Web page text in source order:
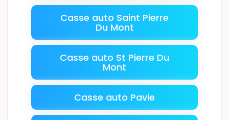
Casse auto Saint Pierre
Du Mont
Casse auto St Pierre Du
Mont
Casse auto Pavie